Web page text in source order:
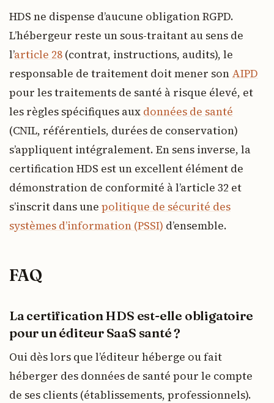
HDS ne dispense d’aucune obligation RGPD.
L’hébergeur reste un sous-traitant au sens de
l’article 28 (contrat, instructions, audits), le
responsable de traitement doit mener son AIPD
pour les traitements de santé à risque élevé, et
les règles spécifiques aux données de santé
(CNIL, référentiels, durées de conservation)
s’appliquent intégralement. En sens inverse, la
certification HDS est un excellent élément de
démonstration de conformité à l’article 32 et
s’inscrit dans une politique de sécurité des
systèmes d’information (PSSI) d’ensemble.
FAQ
La certification HDS est-elle obligatoire
pour un éditeur SaaS santé ?
Oui dès lors que l’éditeur héberge ou fait
héberger des données de santé pour le compte
de ses clients (établissements, professionnels).